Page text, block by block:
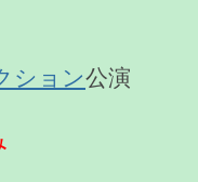
ション公演